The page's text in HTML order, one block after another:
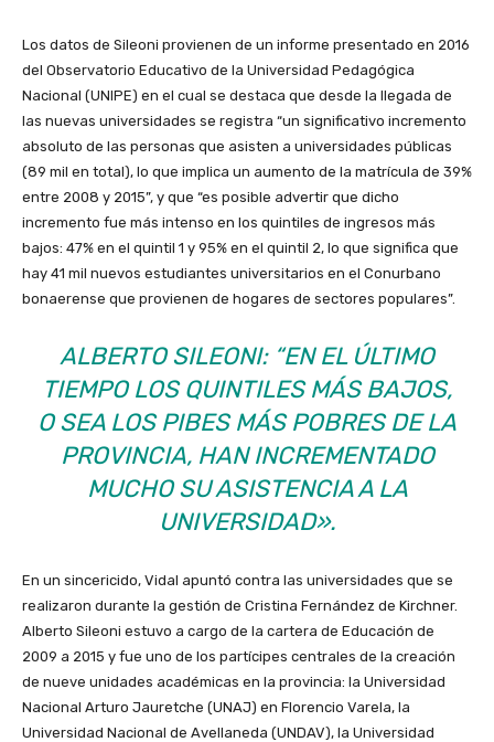
Los datos de Sileoni provienen de un informe presentado en 2016
del Observatorio Educativo de la Universidad Pedagógica
Nacional (UNIPE) en el cual se destaca que desde la llegada de
las nuevas universidades se registra “un significativo incremento
absoluto de las personas que asisten a universidades públicas
(89 mil en total), lo que implica un aumento de la matrícula de 39%
entre 2008 y 2015”, y que “es posible advertir que dicho
incremento fue más intenso en los quintiles de ingresos más
bajos: 47% en el quintil 1 y 95% en el quintil 2, lo que significa que
hay 41 mil nuevos estudiantes universitarios en el Conurbano
bonaerense que provienen de hogares de sectores populares”.
ALBERTO SILEONI: “EN EL ÚLTIMO
TIEMPO LOS QUINTILES MÁS BAJOS,
O SEA LOS PIBES MÁS POBRES DE LA
PROVINCIA, HAN INCREMENTADO
MUCHO SU ASISTENCIA A LA
UNIVERSIDAD».
En un sincericido, Vidal apuntó contra las universidades que se
realizaron durante la gestión de Cristina Fernández de Kirchner.
Alberto Sileoni estuvo a cargo de la cartera de Educación de
2009 a 2015 y fue uno de los partícipes centrales de la creación
de nueve unidades académicas en la provincia: la Universidad
Nacional Arturo Jauretche (UNAJ) en Florencio Varela, la
Universidad Nacional de Avellaneda (UNDAV), la Universidad